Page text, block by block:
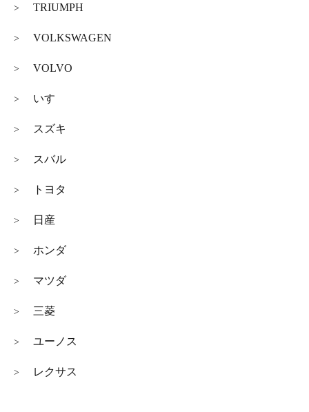
> TRIUMPH
> VOLKSWAGEN
> VOLVO
> いすゞ
> スズキ
> スバル
> トヨタ
> 日産
> ホンダ
> マツダ
> 三菱
> ユーノス
> レクサス